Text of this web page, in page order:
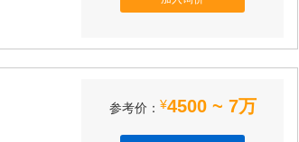
参考价： ¥4500 ~ 7万